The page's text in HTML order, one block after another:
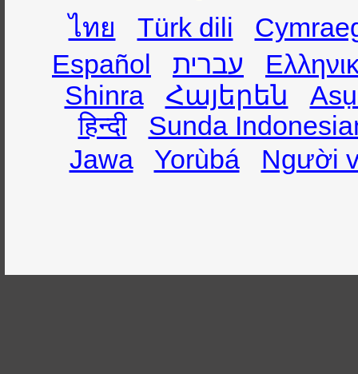
ไทย
Türk dili
Español
עברית
Shinra
Հայերեն
हिन्दी
Sunda
Jawa
Yorùbá Người